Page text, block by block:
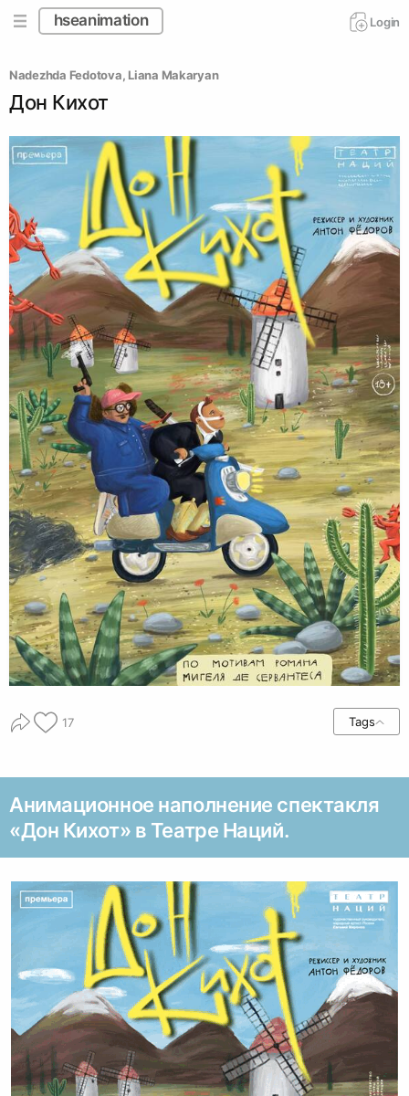
hseanimation Login
Nadezhda Fedotova, Liana Makaryan
Дон Кихот
17 Tags
Анимационное наполнение спектакля
«Дон Кихот» в Театре Наций.